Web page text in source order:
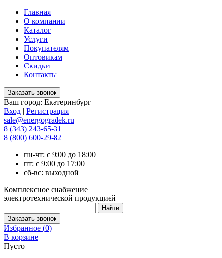
Главная
О компании
Каталог
Услуги
Покупателям
Оптовикам
Скидки
Контакты
Ваш город: Екатеринбург
Вход | Регистрация
sale@energogradek.ru
8 (343) 243-65-31
8 (800) 600-29-82
пн-чт: с 9:00 до 18:00
пт: с 9:00 до 17:00
сб-вс: выходной
Комплексное снабжение
электротехнической продукцией
Избранное (0)
В корзине
Пусто